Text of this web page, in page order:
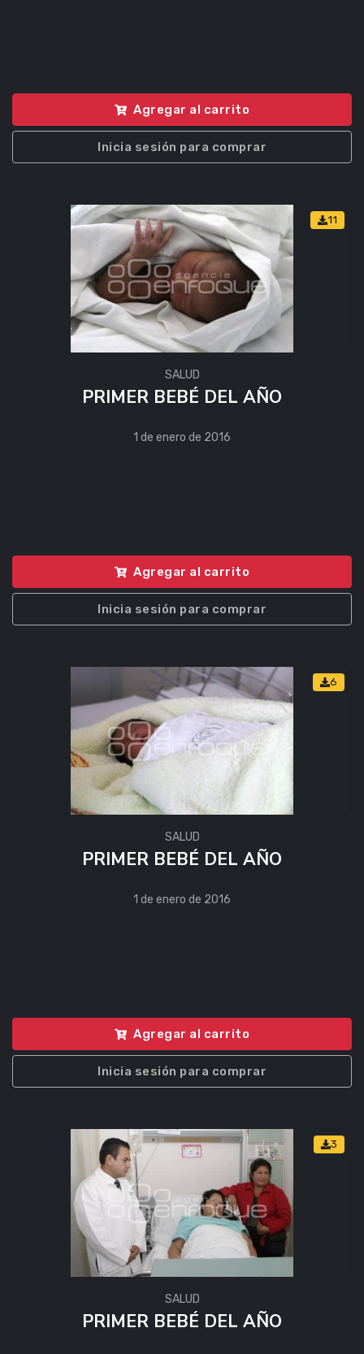
Agregar al carrito
Inicia sesión para comprar
11
SALUD
PRIMER BEBÉ DEL AÑO
1 de enero de 2016
Agregar al carrito
Inicia sesión para comprar
6
SALUD
PRIMER BEBÉ DEL AÑO
1 de enero de 2016
Agregar al carrito
Inicia sesión para comprar
3
SALUD
PRIMER BEBÉ DEL AÑO